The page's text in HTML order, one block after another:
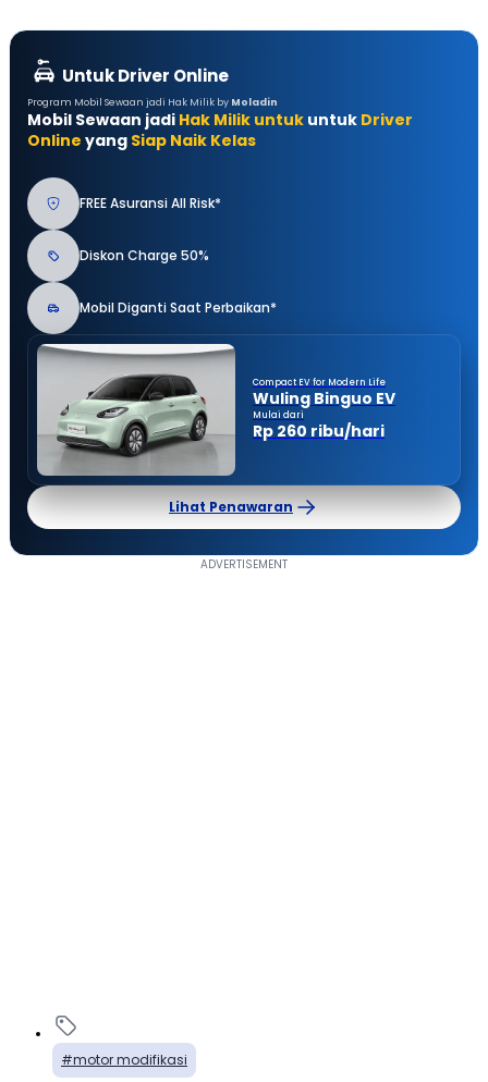
Untuk Driver Online
Program Mobil Sewaan jadi Hak Milik by Moladin
Mobil Sewaan jadi Hak Milik untuk untuk Driver
Online yang Siap Naik Kelas
FREE Asuransi All Risk*
Diskon Charge 50%
Mobil Diganti Saat Perbaikan*
Compact EV for Modern Life
Wuling Binguo EV
Mulai dari
Rp 260 ribu/hari
Lihat Penawaran
motor modifikasi